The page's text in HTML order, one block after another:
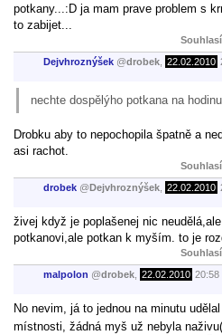
potkany...:D ja mam prave problem s
to zabijet...
Dejvhroznýšek @drobek 22.02.2010
nechte dospělýho potkana na
Drobku aby to nepochopila špatně a
asi rachot.
drobek @Dejvhroznýšek 22.02.2010
živej když je poplašenej nic
potkanovi,ale potkan k myším. to je
malpolon @drobek 22.02.2010 20:58
No nevim, já to jednou na minutu
místnosti, žádná myš už nebyla